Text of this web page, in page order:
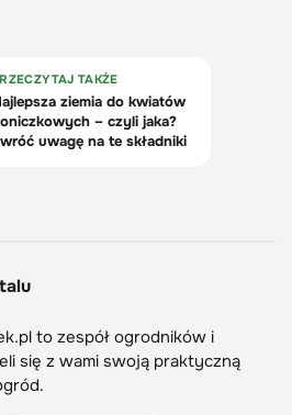
to zespół ogrodników i
się z wami swoją praktyczną